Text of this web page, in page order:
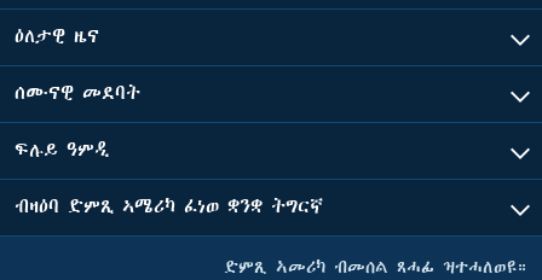
ዕለታዊ ዜና
ሰሙናዊ መደባት
ፍሉይ ዓምዲ
ብዛዕባ ድምጺ ኣሜሪካ ፈነወ ቋንቋ ትግርኛ
ድምጺ ኣመሪካ ብመሰል ጸሓፊ ዝተሓለወዩ።